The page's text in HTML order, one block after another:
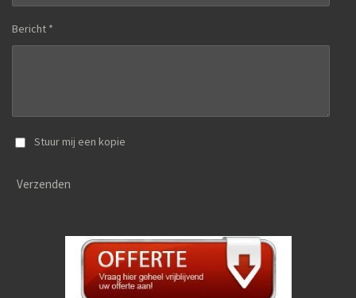
Bericht *
Stuur mij een kopie
Verzenden